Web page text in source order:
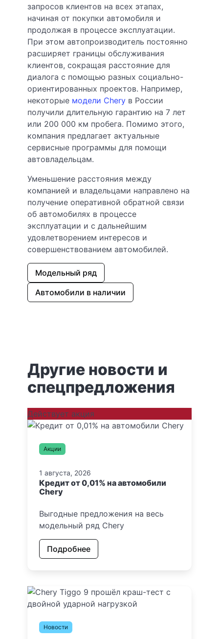
запросов клиентов на всех этапах,
начиная от покупки автомобиля и
продолжая в процессе эксплуатации.
При этом автопроизводитель постоянно
расширяет границы обслуживания
клиентов, сокращая расстояние для
диалога с помощью разных социально-
ориентированных проектов. Например,
некоторые модели Chery в России
получили длительную гарантию на 7 лет
или 200 000 км пробега. Помимо этого,
компания предлагает актуальные
сервисные программы для помощи
автовладельцам.
Уменьшение расстояния между
компанией и владельцами направлено на
получение оперативной обратной связи
об автомобилях в процессе
эксплуатации и с дальнейшим
удовлетворением интересов и
совершенствованием автомобилей.
Модельный ряд
Автомобили в наличии
Другие новости и
спецпредложения
Действует акция
Акции
1 августа, 2026
Кредит от 0,01% на автомобили
Chery
Выгодные предложения на весь
модельный ряд Chery
Подробнее
Новости